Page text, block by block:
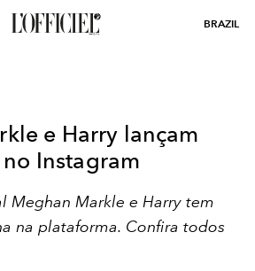
BRAZIL
e Harry lançam
Instagram
Meghan Markle e Harry tem
na plataforma. Confira todos